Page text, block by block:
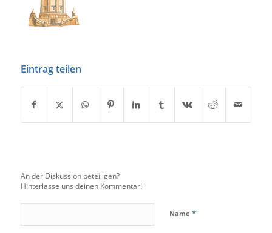
Eintrag teilen
An der Diskussion beteiligen?
Hinterlasse uns deinen Kommentar!
Name *